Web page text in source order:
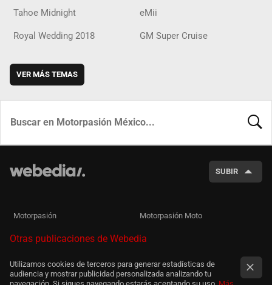
Tahoe Midnight eMii
Royal Wedding 2018 GM Super Cruise
VER MÁS TEMAS
SUBIR
Motorpasión Motorpasión Moto
Otras publicaciones de Webedia
Utilizamos cookies de terceros para generar estadísticas de
audiencia y mostrar publicidad personalizada analizando tu